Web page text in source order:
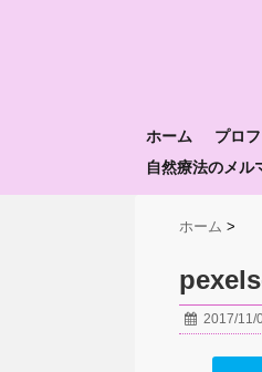
ホーム プロ
自然療法のメル
ホーム >
2017/11/